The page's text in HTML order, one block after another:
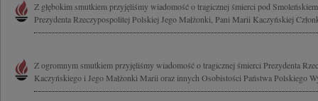
Z głębokim smutkiem przyjęliśmy wiadomość o tragicznej śmierci pod
Prezydenta Rzeczypospolitej Polskiej Jego Małżonki, Pani Marii Kaczyńskiej
Z ogromnym smutkiem przyjęliśmy wiadomość o tragicznej śmierci Prezydenta
Kaczyńskiego i Jego Małżonki Marii oraz innych Osobistości Państwa Polskiego